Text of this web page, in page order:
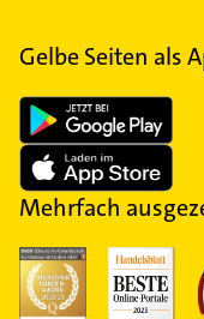
Gelbe Seiten als
Mehrfach